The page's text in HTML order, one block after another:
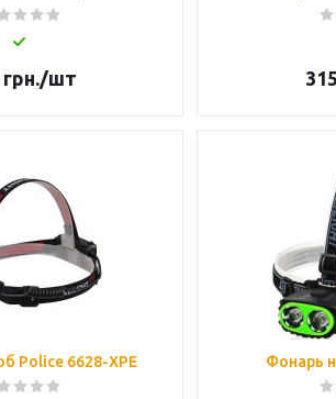
грн./шт 315
Police 6628-XPE Фонарь